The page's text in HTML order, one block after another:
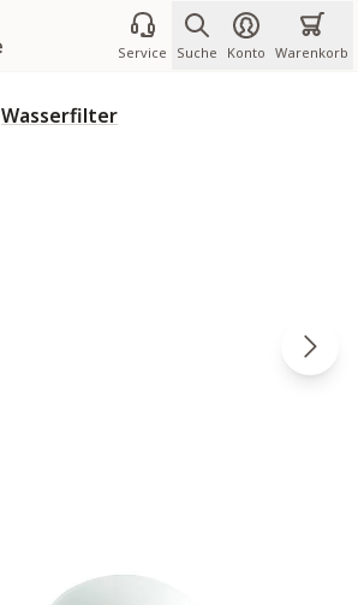
Service Suche Konto Warenkorb
Wasserfilter